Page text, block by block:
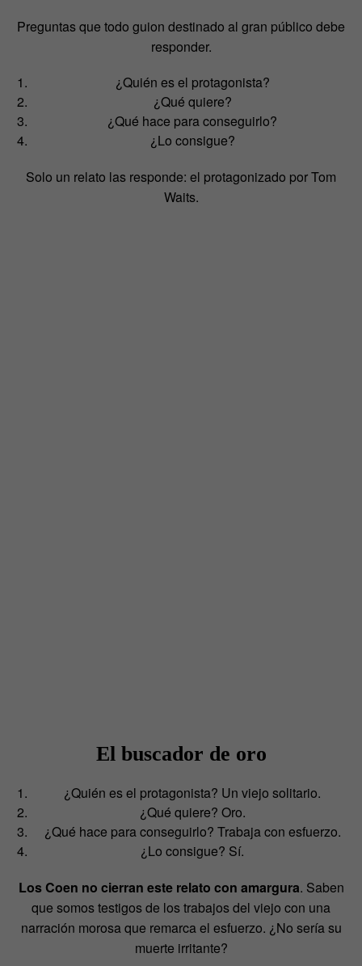
Preguntas que todo guion destinado al gran público debe
responder.
¿Quién es el protagonista?
¿Qué quiere?
¿Qué hace para conseguirlo?
¿Lo consigue?
Solo un relato las responde: el protagonizado por Tom
Waits.
El buscador de oro
¿Quién es el protagonista? Un viejo solitario.
¿Qué quiere? Oro.
¿Qué hace para conseguirlo? Trabaja con esfuerzo.
¿Lo consigue? Sí.
Los Coen no cierran este relato con amargura. Saben
que somos testigos de los trabajos del viejo con una
narración morosa que remarca el esfuerzo. ¿No sería su
muerte irritante?